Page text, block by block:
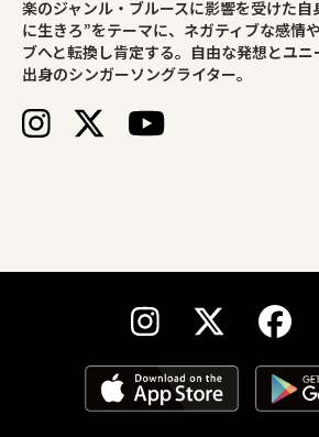
楽のジャンル・ブルースに影響を受けた自
に生きろ”をテーマに、ネガティブな感情
ブへと転換し肯定する。自由な発想とユ
出身のシンガーソングライター。